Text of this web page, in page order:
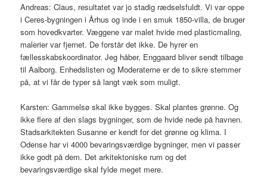
Andreas: Claus, resultatet var jo stadig rædselsfuldt. Vi var oppe
i Ceres-bygningen i Århus og inde i en smuk 1850-villa, de bruger
som hovedkvarter. Væggene var malet hvide med plasticmaling,
malerier var fjernet. De forstår det ikke. De hyrer en
fællesskabskoordinator. Jeg håber, Enggaard bliver sendt tilbage
til Aalborg. Enhedslisten og Moderaterne er de to sikre stemmer
på, at vi får de typer så langt væk som muligt.
Karsten: Gammelsø skal ikke bygges. Skal plantes grønne. Og
ikke flere af den slags bygninger, som de hvide nede på havnen.
Stadsarkitekten Susanne er kendt for det grønne og klima. I
Odense har vi 4000 bevaringsværdige bygninger, men vi passer
ikke godt på dem. Det arkitektoniske rum og det
bevaringsværdige skal fylde meget mere.